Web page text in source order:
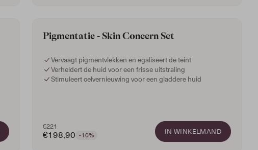
Pigmentatie - Skin Concern Set
Vervaagt pigmentvlekken en egaliseert de teint
Verheldert de huid voor een frisse uitstraling
Stimuleert celvernieuwing voor een gladdere huid
€221
€198,90 -10% IN WINKELMAND